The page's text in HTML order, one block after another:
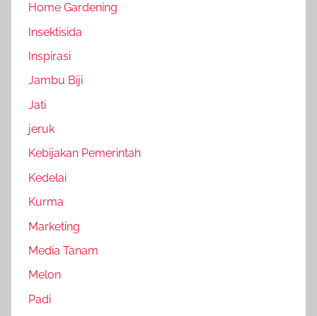
Home Gardening
Insektisida
Inspirasi
Jambu Biji
Jati
jeruk
Kebijakan Pemerintah
Kedelai
Kurma
Marketing
Media Tanam
Melon
Padi